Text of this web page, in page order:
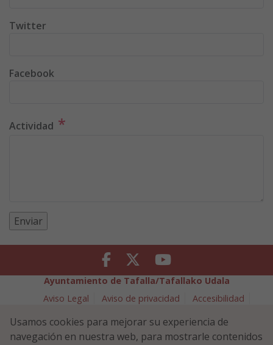
Twitter
Facebook
Actividad *
Facebook Twitter Youtube
Ayuntamiento de Tafalla/Tafallako Udala
Aviso Legal
Aviso de privacidad
Accesibilidad
Política de Seguridad de la Información
Plaza Navarra 5 - 31300 Tafalla (NAVARRA)
948 70 18 11
Usamos cookies para mejorar su experiencia de
navegación en nuestra web, para mostrarle contenidos